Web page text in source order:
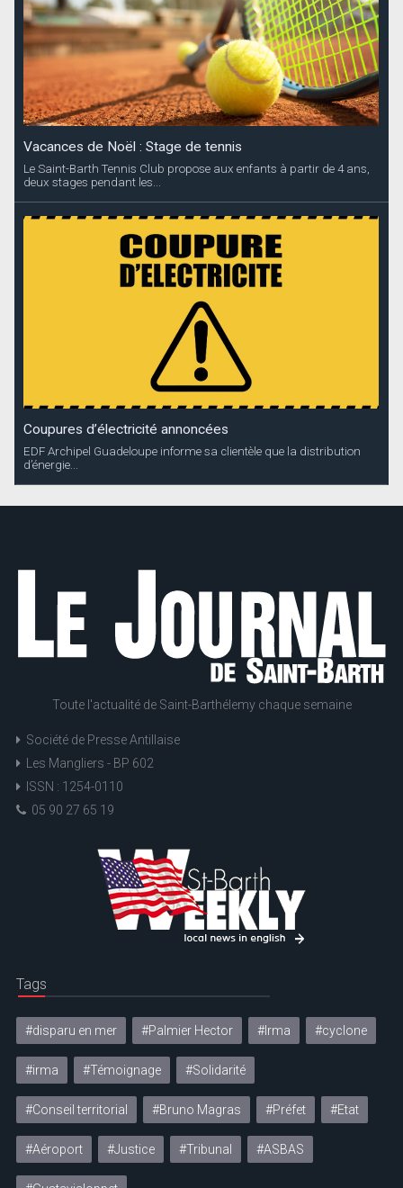
Vacances de Noël : Stage de tennis
Le Saint-Barth Tennis Club propose aux enfants à partir de 4 ans,
deux stages pendant les...
Coupures d’électricité annoncées
EDF Archipel Guadeloupe informe sa clientèle que la distribution
d’énergie...
Toute l'actualité de Saint-Barthélemy chaque semaine
Société de Presse Antillaise
Les Mangliers - BP 602
ISSN : 1254-0110
05 90 27 65 19
Tags
#disparu en mer #Palmier Hector #Irma #cyclone
#irma #Témoignage #Solidarité
#Conseil territorial #Bruno Magras #Préfet #Etat
#Aéroport #Justice #Tribunal #ASBAS